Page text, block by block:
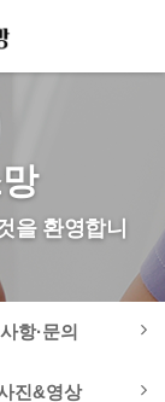
을 환영합니
항·문의
진&영상